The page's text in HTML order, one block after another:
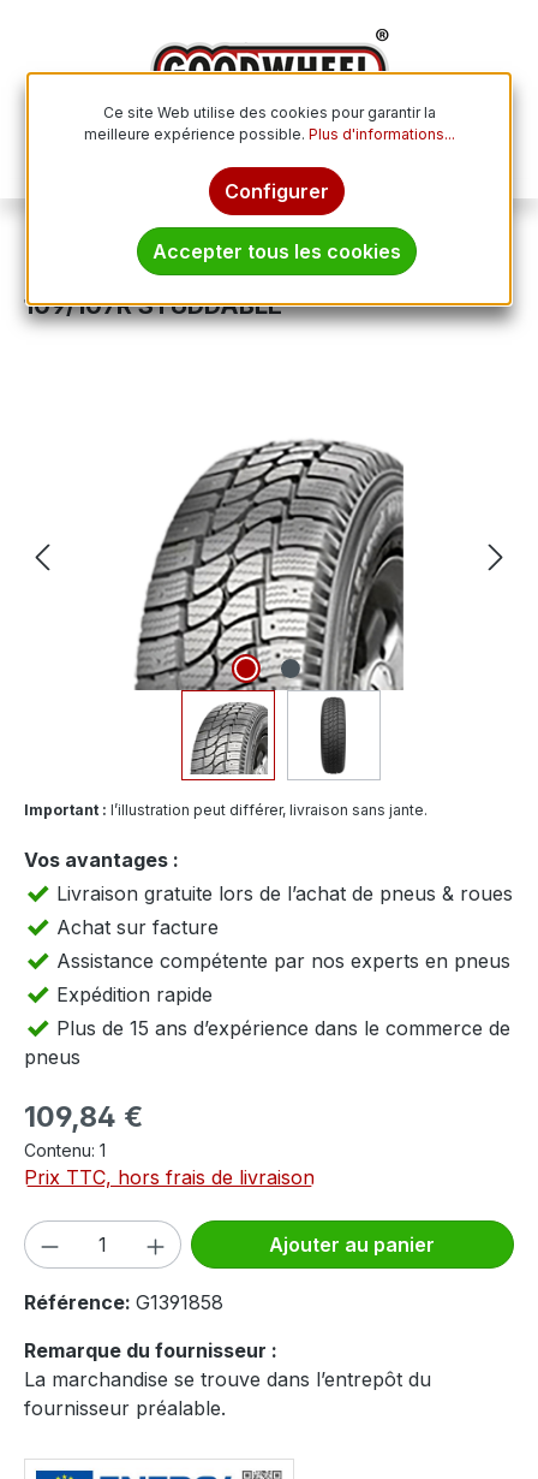
TAURUS WINTER LT 201 215/65R16C
109/107R STUDDABLE
Important : l’illustration peut différer, livraison sans jante.
Vos avantages :
Livraison gratuite lors de l’achat de pneus & roues
Achat sur facture
Assistance compétente par nos experts en pneus
Expédition rapide
Plus de 15 ans d’expérience dans le commerce de
pneus
Prix régulier :
109,84 €
Contenu: 1
Prix TTC, hors frais de livraison
Quantité de produit : Entrez la
Ajouter au panier
Référence: G1391858
Remarque du fournisseur :
La marchandise se trouve dans l’entrepôt du
fournisseur préalable.
Ce site Web utilise des cookies pour garantir la
meilleure expérience possible. Plus d'informations...
Configurer
Accepter tous les cookies